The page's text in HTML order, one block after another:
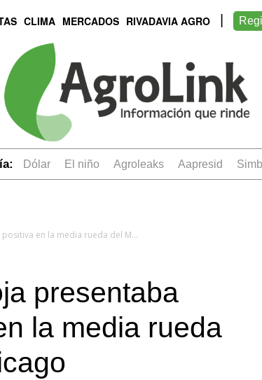
CLIMA MERCADOS RIVADAVIA AGRO
dólar el niño Agroleaks aapresid
Sólo el aceite de soja presentaba tendencia positiva en la media rueda del Mercado de Chicago
presentaba
la media rueda